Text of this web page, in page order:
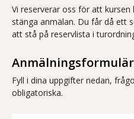
Vi reserverar oss för att
stänga anmälan. Du får då ett
att stå på reservlista i
Anmälningsformulär
Fyll i dina uppgifter nedan,
obligatoriska.